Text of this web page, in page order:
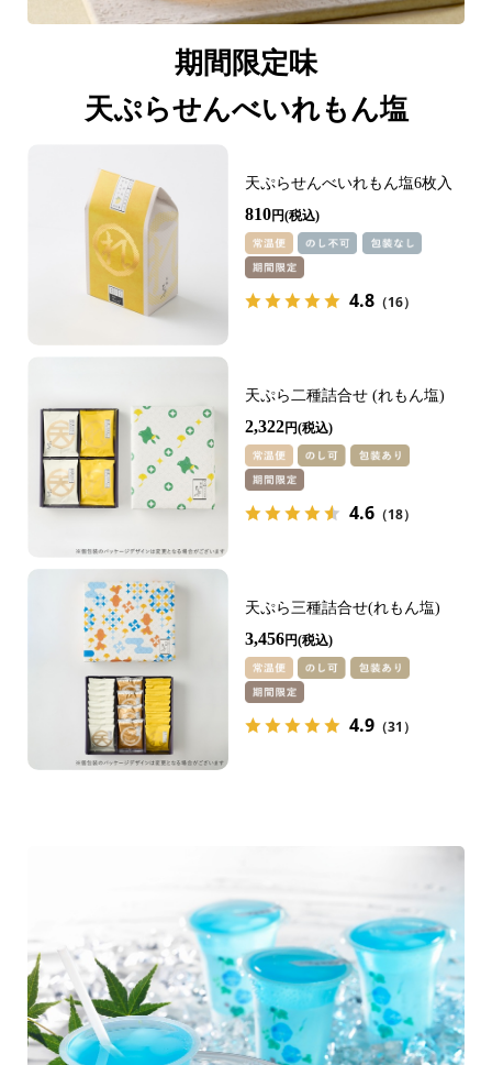
期間限定味
天ぷらせんべいれもん塩
天ぷらせんべいれもん塩6枚入
810円
4.8 （16）
天ぷら二種詰合せ (れもん塩)
2,322円
4.6 （18）
天ぷら三種詰合せ(れもん塩)
3,456円
4.9 （31）